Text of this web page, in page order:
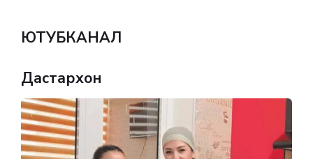
ЮТУБКАНАЛ
Дастархон